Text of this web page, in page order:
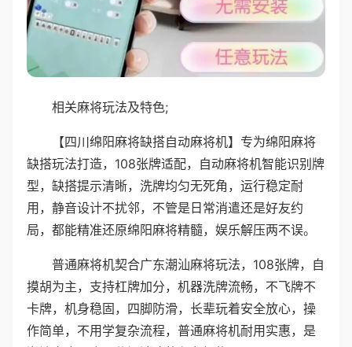
相关麻将玩法及特色;
【四川绵阳麻将缺搭自动麻将机】专为绵阳麻将
缺搭玩法打造，108张牌适配，自动麻将机智能识别牌
型，缺搭提示清晰，洗牌均匀无死角，运行稳定耐
用，静音设计不扰邻，不管是日常消遣还是好友约
局，都能精准还原绵阳麻将精髓，娱乐解压两不误。
普通麻将机契合广东潮汕麻将玩法，108张牌，自
摸胡为主，支持杠牌加分，机器洗牌流畅，不飞牌不
卡牌，机身稳固，四脚防滑，长辈玩着安全放心，操
作简单，不用学复杂流程，普通麻将机耐用实惠，是